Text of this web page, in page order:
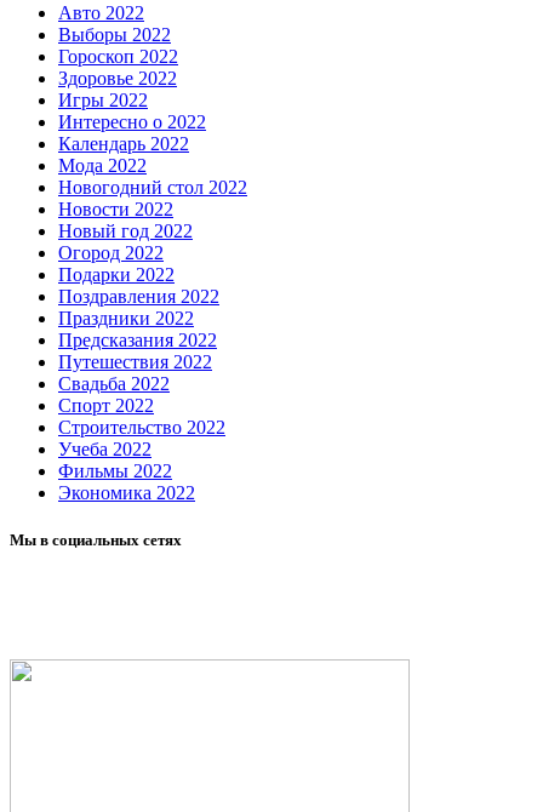
Авто 2022
Выборы 2022
Гороскоп 2022
Здоровье 2022
Игры 2022
Интересно о 2022
Календарь 2022
Мода 2022
Новогодний стол 2022
Новости 2022
Новый год 2022
Огород 2022
Подарки 2022
Поздравления 2022
Праздники 2022
Предсказания 2022
Путешествия 2022
Свадьба 2022
Спорт 2022
Строительство 2022
Учеба 2022
Фильмы 2022
Экономика 2022
Мы в социальных сетях